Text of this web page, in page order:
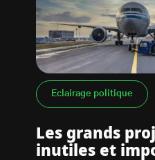
Eclairage politique
Les grands
inutiles et